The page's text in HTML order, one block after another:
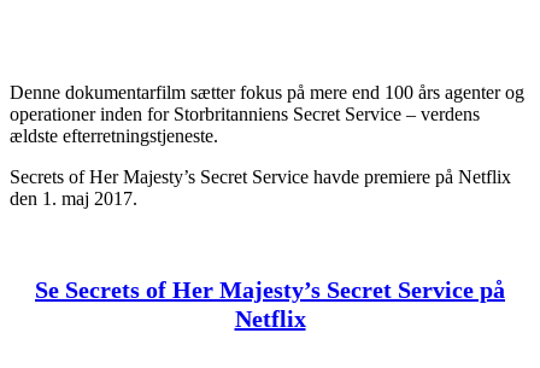
Denne dokumentarfilm sætter fokus på mere end 100 års agenter og
operationer inden for Storbritanniens Secret Service – verdens
ældste efterretningstjeneste.
Secrets of Her Majesty’s Secret Service havde premiere på Netflix
den 1. maj 2017.
Se Secrets of Her Majesty’s Secret Service på
Netflix